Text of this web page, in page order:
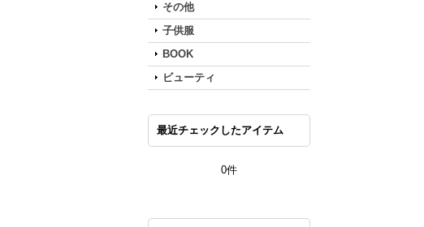
その他
子供服
BOOK
ビューティ
最近チェックしたアイテム
0件